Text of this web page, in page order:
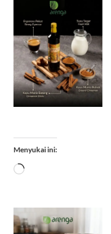
Menyukai ini:
Memuat...